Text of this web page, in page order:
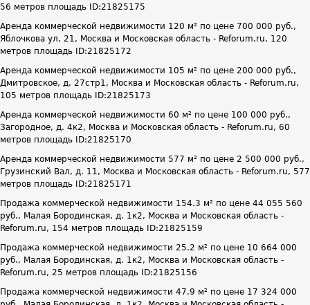
56 метров площадь ID:21825175
Аренда коммерческой недвижимости 120 м² по цене 700 000 руб.,
Яблочкова ул, 21, Москва и Московская область - Reforum.ru, 120
метров площадь ID:21825172
Аренда коммерческой недвижимости 105 м² по цене 200 000 руб.,
Дмитровское, д. 27стр1, Москва и Московская область - Reforum.ru,
105 метров площадь ID:21825173
Аренда коммерческой недвижимости 60 м² по цене 100 000 руб.,
Загородное, д. 4к2, Москва и Московская область - Reforum.ru, 60
метров площадь ID:21825170
Аренда коммерческой недвижимости 577 м² по цене 2 500 000 руб.,
Грузинский Вал, д. 11, Москва и Московская область - Reforum.ru, 577
метров площадь ID:21825171
Продажа коммерческой недвижимости 154.3 м² по цене 44 055 560
руб., Малая Бородинская, д. 1к2, Москва и Московская область -
Reforum.ru, 154 метров площадь ID:21825159
Продажа коммерческой недвижимости 25.2 м² по цене 10 664 000
руб., Малая Бородинская, д. 1к2, Москва и Московская область -
Reforum.ru, 25 метров площадь ID:21825156
Продажа коммерческой недвижимости 47.9 м² по цене 17 324 000